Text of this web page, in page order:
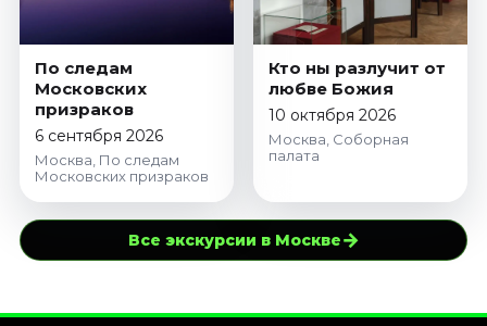
По следам
Московских
призраков
6 сентября 2026
Москва, По следам
Московских призраков
Кто ны разлучит от
любве Божия
10 октября 2026
Москва, Соборная
палата
Все экскурсии в Москве→